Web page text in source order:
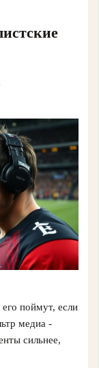
поймут, если
медиа -
сильнее,